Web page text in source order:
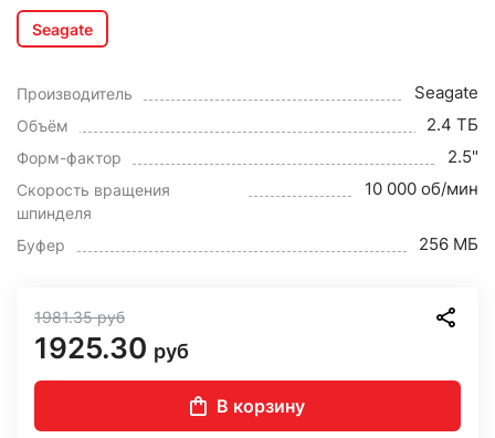
Seagate
Производитель Seagate
Объём 2.4 ТБ
Форм-фактор 2.5"
Скорость вращения
шпинделя
10 000 об/мин
Буфер 256 МБ
1981.35руб
1925.30 руб
В корзину